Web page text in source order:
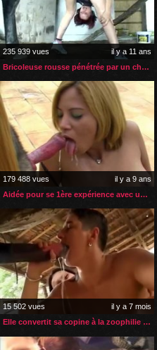
235 939 vues
il y a 11 ans
Bricoleuse rousse pénétrée par un cheval
179 488 vues
il y a 9 ans
Aidée pour se 1ère expérience avec un chien
15 502 vues
il y a 7 mois
Elle convertit sa copine à la zoophilie avec son cheval